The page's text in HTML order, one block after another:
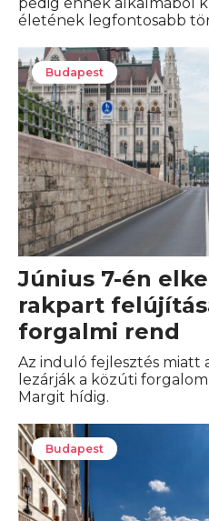
életének legfontosabb
Budapest
Június 7-én
rakpart
forgalmi rend
Az induló fejlesztés miatt
lezárják a közúti
Margit hídig.
Budapest